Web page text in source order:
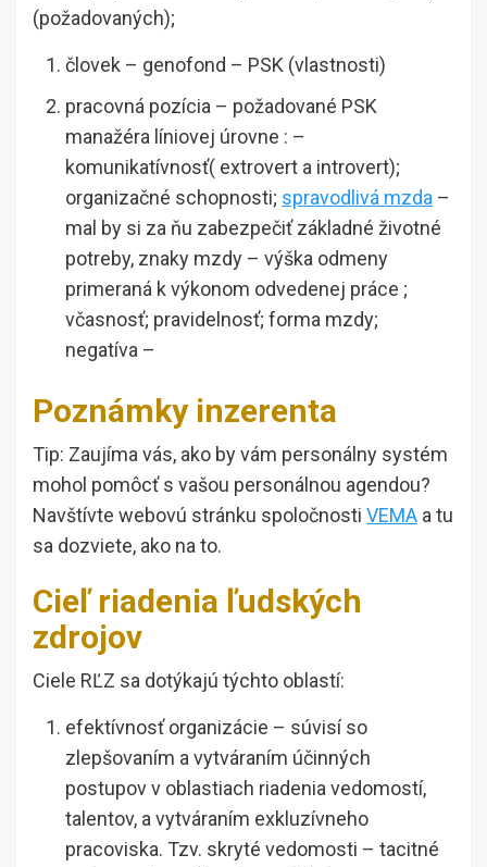
(požadovaných);
človek – genofond – PSK (vlastnosti)
pracovná pozícia – požadované PSK
manažéra líniovej úrovne : –
komunikatívnosť( extrovert a introvert);
organizačné schopnosti; spravodlivá mzda –
mal by si za ňu zabezpečiť základné životné
potreby, znaky mzdy – výška odmeny
primeraná k výkonom odvedenej práce ;
včasnosť; pravidelnosť; forma mzdy;
negatíva –
Poznámky inzerenta
Tip: Zaujíma vás, ako by vám personálny systém
mohol pomôcť s vašou personálnou agendou?
Navštívte webovú stránku spoločnosti VEMA a tu
sa dozviete, ako na to.
Cieľ riadenia ľudských
zdrojov
Ciele RĽZ sa dotýkajú týchto oblastí:
efektívnosť organizácie – súvisí so
zlepšovaním a vytváraním účinných
postupov v oblastiach riadenia vedomostí,
talentov, a vytváraním exkluzívneho
pracoviska. Tzv. skryté vedomosti – tacitné